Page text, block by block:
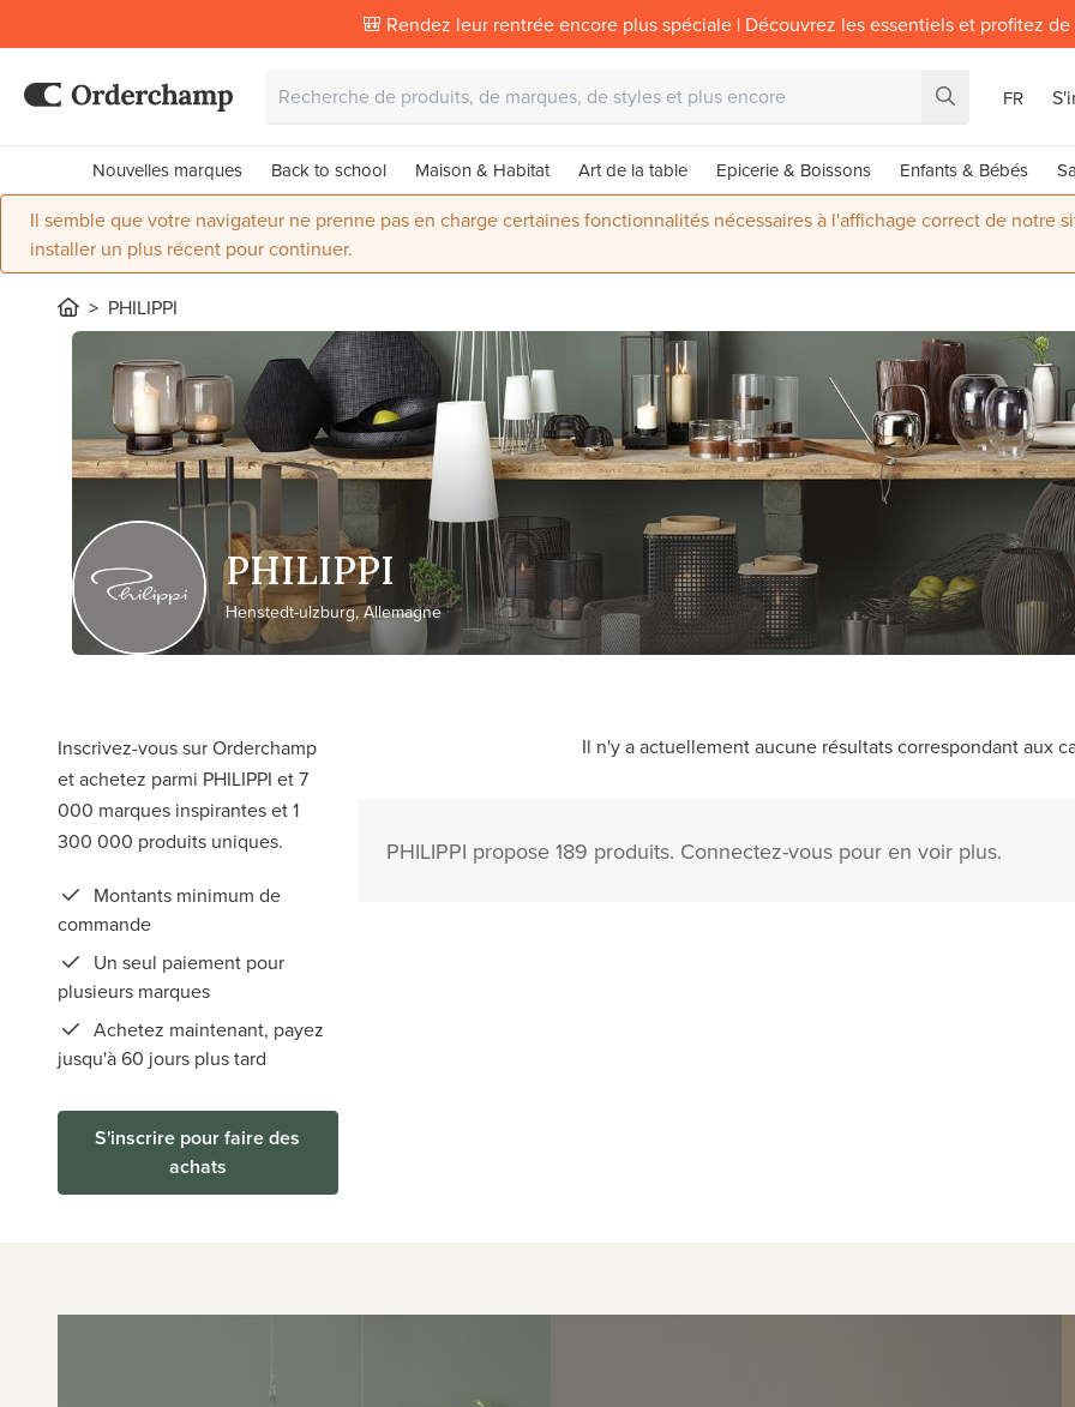
🎒 Rendez leur rentrée encore plus spéciale | Découvrez les essentiels et profitez
FR
Nouvelles marques Back to school Maison & Habitat Art de la table Epicerie & Boissons Enfants & Bébés
Il semble que votre navigateur ne prenne pas en charge certaines fonctionnalités nécessaires à l'affichage correct de notre
installer un plus récent pour continuer.
PHILIPPI
PHILIPPI
Henstedt-ulzburg, Allemagne
Inscrivez-vous sur Orderchamp
et achetez parmi PHILIPPI et 7
000 marques inspirantes et 1
300 000 produits uniques.
Montants minimum de
commande
Un seul paiement pour
plusieurs marques
Achetez maintenant, payez
jusqu'à 60 jours plus tard
S'inscrire pour faire des
achats
Il n'y a actuellement aucune résultats correspondant aux
PHILIPPI propose 189 produits. Connectez-vous pour en voir plus.